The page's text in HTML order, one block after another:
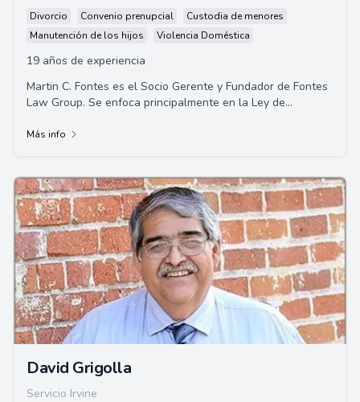
Divorcio Convenio prenupcial
Custodia de menores
Manutención de los hijos
Violencia Doméstica
19 años de experiencia
Martin C. Fontes es el Socio Gerente y Fundador de Fontes
Law Group. Se enfoca principalmente en la Ley de
Más info
David Grigolla
Servicio Irvine